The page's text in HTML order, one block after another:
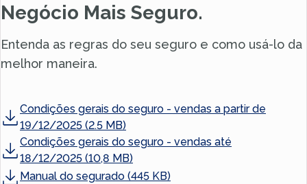
Negócio Mais Seguro.
Entenda as regras do seu seguro e como usá-lo da
melhor maneira.
Condições gerais do seguro - vendas a partir de
19/12/2025 (2.5 MB)
Condições gerais do seguro - vendas até
18/12/2025 (10,8 MB)
Manual do segurado (445 KB)